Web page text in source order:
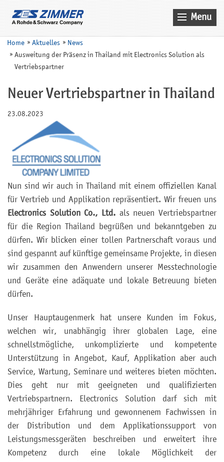
Menu
Home
Aktuelles
Anwendungen
Unternehmen
Kontakt
Suche
Service
Vertrieb
Home Aktuelles
News
Ausweitung der Präsenz in Thailand mit Electronics Solution als
Vertriebspartner
Neuer Vertriebspartner in Thailand
23.08.2023
Nun sind wir auch in Thailand mit einem offiziellen Kanal
für Vertrieb und Applikation repräsentiert. Wir freuen uns
Electronics Solution Co., Ltd. als neuen Vertriebspartner
für die Region Thailand begrüßen und bekanntgeben zu
dürfen. Wir blicken einer tollen Partnerschaft voraus und
sind gespannt auf künftige gemeinsame Projekte, in diesen
wir zusammen den Anwendern unserer Messtechnologie
und Geräte eine adäquate und lokale Betreuung bieten
dürfen.
Unser Hauptaugenmerk hat unsere Kunden im Fokus,
welchen wir, unabhängig ihrer globalen Lage, eine
schnellstmögliche, unkomplizierte und kompetente
Unterstützung in Angebot, Kauf, Applikation aber auch
Service, Wartung, Seminare und weiteres bieten möchten.
Dies geht nur mit geeigneten und qualifizierten
Vertriebspartnern. Electronics Solution darf sich mit
mehrjähriger Erfahrung und gewonnenem Fachwissen in
der Distribution und dem Applikationssupport von
Leistungsmessgeräten beschreiben und erweitert ihre
Kompetenz durch eine lokale Möglichkeit der